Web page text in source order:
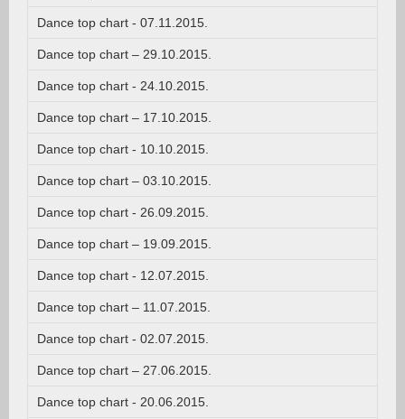
Dance top chart - 07.11.2015.
Dance top chart – 29.10.2015.
Dance top chart - 24.10.2015.
Dance top chart – 17.10.2015.
Dance top chart - 10.10.2015.
Dance top chart – 03.10.2015.
Dance top chart - 26.09.2015.
Dance top chart – 19.09.2015.
Dance top chart - 12.07.2015.
Dance top chart – 11.07.2015.
Dance top chart - 02.07.2015.
Dance top chart – 27.06.2015.
Dance top chart - 20.06.2015.